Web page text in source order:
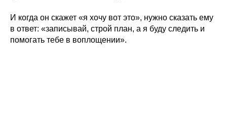
И когда он скажет «я хочу вот это», нужно сказать ему
в ответ: «записывай, строй план, а я буду следить и
помогать тебе в воплощении».